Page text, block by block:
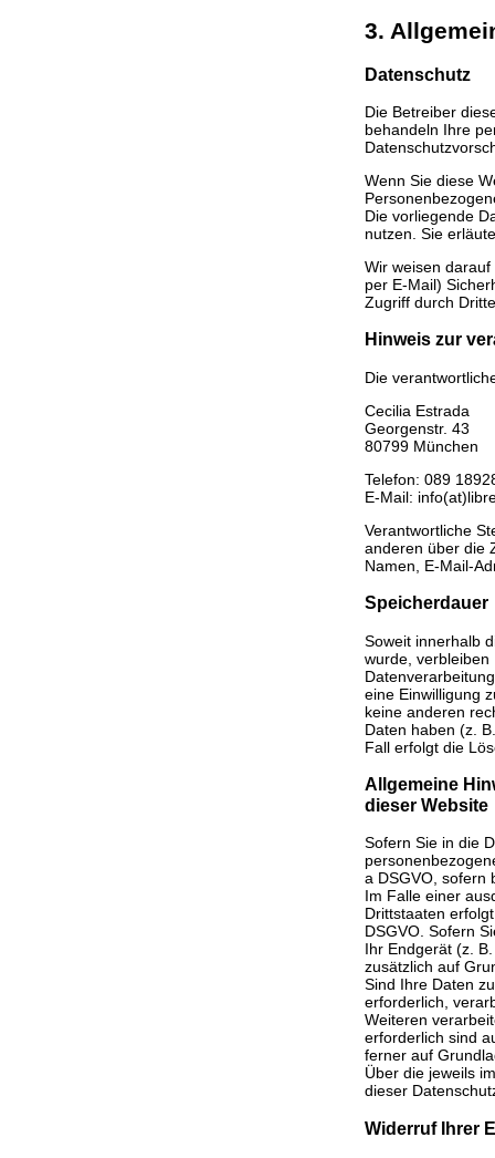
3.
Datenschutz
Die Betreiber
behandeln Ihre
Wenn Sie diese
Die vorliegende
nutzen. Sie
Wir weisen
per E-Mail)
Zugriff durch
Hinweis zur
Die
Cecilia Estrada
Georgenstr. 43
80799 München
Telefon: 089
E-Mail:
Verantwortliche
anderen über die
Namen, E-Mail-
Speicherdauer
Soweit innerhalb
wurde,
eine Einwilligung
keine anderen
Daten haben (z.
Fall erfolgt die
Allgemeine
dieser Website
Sofern Sie in die
a DSGVO, sofern
Im Falle einer
Drittstaaten
DSGVO. Sofern
Ihr Endgerät (z.
zusätzlich auf
Sind Ihre Daten
erforderlich,
Weiteren
erforderlich sind
ferner auf
Über die jeweils
dieser
Widerruf Ihrer